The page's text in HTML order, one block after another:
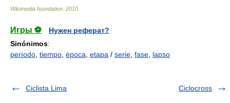
Wikimedia foundation 2010
Игры ⚽
Нужен реферат?
Sinónimos:
período tiempo época etapa / serie fase lapso
Ciclista Lima Ciclocross